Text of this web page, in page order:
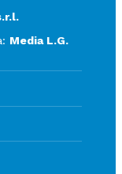
Media L.G.